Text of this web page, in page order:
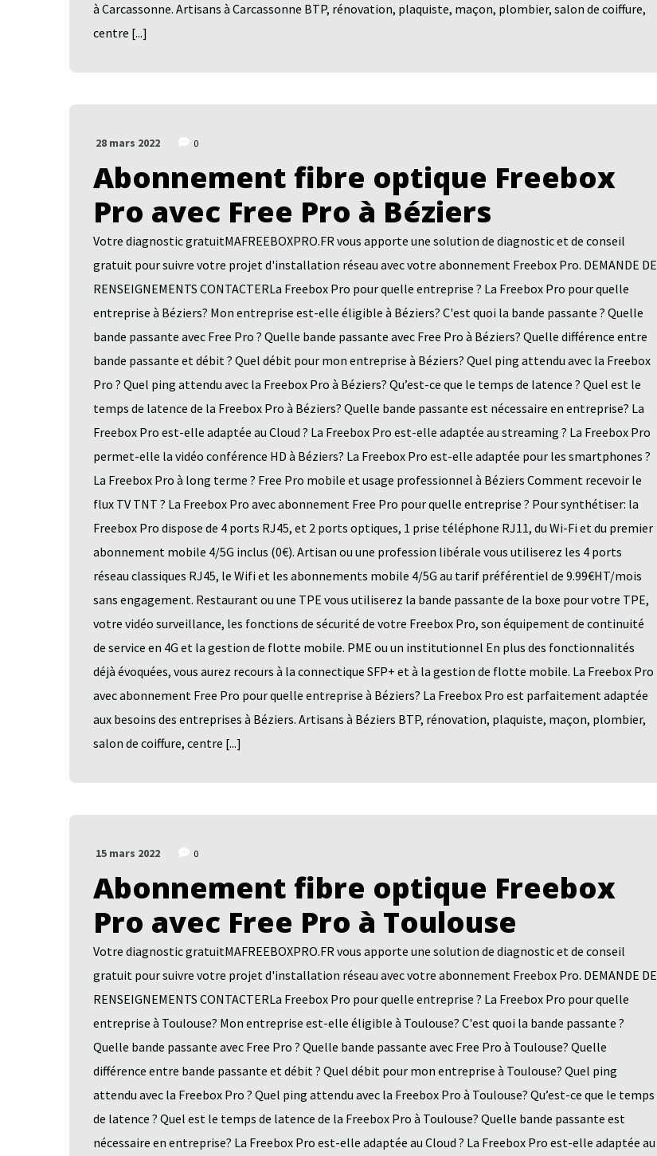
à Carcassonne. Artisans à Carcassonne BTP, rénovation, plaquiste, maçon, plombier, salon de coiffure,
centre [...]
28 mars 2022 0
Abonnement fibre optique Freebox
Pro avec Free Pro à Béziers
Votre diagnostic gratuitMAFREEBOXPRO.FR vous apporte une solution de diagnostic et de conseil
gratuit pour suivre votre projet d'installation réseau avec votre abonnement Freebox Pro. DEMANDE DE
RENSEIGNEMENTS CONTACTERLa Freebox Pro pour quelle entreprise ? La Freebox Pro pour quelle
entreprise à Béziers? Mon entreprise est-elle éligible à Béziers? C'est quoi la bande passante ? Quelle
bande passante avec Free Pro ? Quelle bande passante avec Free Pro à Béziers? Quelle différence entre
bande passante et débit ? Quel débit pour mon entreprise à Béziers? Quel ping attendu avec la Freebox
Pro ? Quel ping attendu avec la Freebox Pro à Béziers? Qu’est-ce que le temps de latence ? Quel est le
temps de latence de la Freebox Pro à Béziers? Quelle bande passante est nécessaire en entreprise? La
Freebox Pro est-elle adaptée au Cloud ? La Freebox Pro est-elle adaptée au streaming ? La Freebox Pro
permet-elle la vidéo conférence HD à Béziers? La Freebox Pro est-elle adaptée pour les smartphones ?
La Freebox Pro à long terme ? Free Pro mobile et usage professionnel à Béziers Comment recevoir le
flux TV TNT ? La Freebox Pro avec abonnement Free Pro pour quelle entreprise ? Pour synthétiser: la
Freebox Pro dispose de 4 ports RJ45, et 2 ports optiques, 1 prise téléphone RJ11, du Wi-Fi et du premier
abonnement mobile 4/5G inclus (0€). Artisan ou une profession libérale vous utiliserez les 4 ports
réseau classiques RJ45, le Wifi et les abonnements mobile 4/5G au tarif préférentiel de 9.99€HT/mois
sans engagement. Restaurant ou une TPE vous utiliserez la bande passante de la boxe pour votre TPE,
votre vidéo surveillance, les fonctions de sécurité de votre Freebox Pro, son équipement de continuité
de service en 4G et la gestion de flotte mobile. PME ou un institutionnel En plus des fonctionnalités
déjà évoquées, vous aurez recours à la connectique SFP+ et à la gestion de flotte mobile. La Freebox Pro
avec abonnement Free Pro pour quelle entreprise à Béziers? La Freebox Pro est parfaitement adaptée
aux besoins des entreprises à Béziers. Artisans à Béziers BTP, rénovation, plaquiste, maçon, plombier,
salon de coiffure, centre [...]
15 mars 2022 0
Abonnement fibre optique Freebox
Pro avec Free Pro à Toulouse
Votre diagnostic gratuitMAFREEBOXPRO.FR vous apporte une solution de diagnostic et de conseil
gratuit pour suivre votre projet d'installation réseau avec votre abonnement Freebox Pro. DEMANDE DE
RENSEIGNEMENTS CONTACTERLa Freebox Pro pour quelle entreprise ? La Freebox Pro pour quelle
entreprise à Toulouse? Mon entreprise est-elle éligible à Toulouse? C'est quoi la bande passante ?
Quelle bande passante avec Free Pro ? Quelle bande passante avec Free Pro à Toulouse? Quelle
différence entre bande passante et débit ? Quel débit pour mon entreprise à Toulouse? Quel ping
attendu avec la Freebox Pro ? Quel ping attendu avec la Freebox Pro à Toulouse? Qu’est-ce que le temps
de latence ? Quel est le temps de latence de la Freebox Pro à Toulouse? Quelle bande passante est
nécessaire en entreprise? La Freebox Pro est-elle adaptée au Cloud ? La Freebox Pro est-elle adaptée au